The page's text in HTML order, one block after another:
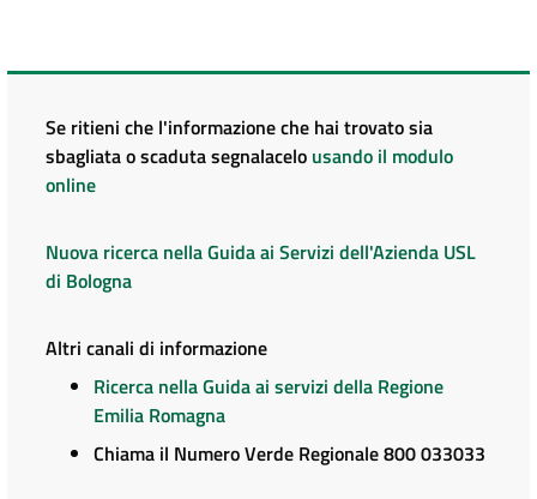
Se ritieni che l'informazione che hai trovato sia
sbagliata o scaduta segnalacelo usando il modulo
online
Nuova ricerca nella Guida ai Servizi dell'Azienda USL
di Bologna
Altri canali di informazione
Ricerca nella Guida ai servizi della Regione
Emilia Romagna
Chiama il Numero Verde Regionale 800 033033